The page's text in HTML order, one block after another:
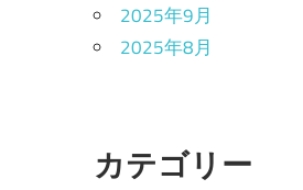
2025年9月
2025年8月
カテゴリー